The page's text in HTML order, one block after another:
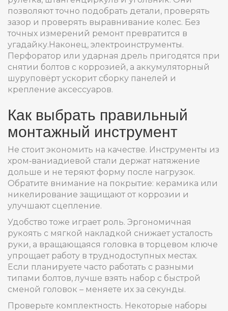
позволяют точно подобрать детали, проверять
зазор и проверять выравнивание колес. Без
точных измерений ремонт превратится в
угадайку.Наконец, электроинструменты.
Перфоратор или ударная дрель пригодятся при
снятии болтов с коррозией, а аккумуляторный
шуруповёрт ускорит сборку панелей и
крепление аксессуаров.
Как выбрать правильный
монтажный инструмент
Не стоит экономить на качестве. Инструменты из
хром‑ваниадиевой стали держат натяжение
дольше и не теряют форму после нагрузок.
Обратите внимание на покрытие: керамика или
никелирование защищают от коррозии и
улучшают сцепление.
Удобство тоже играет роль. Эргономичная
рукоять с мягкой накладкой снижает усталость
руки, а вращающаяся головка в торцевом ключе
упрощает работу в труднодоступных местах.
Если планируете часто работать с разными
типами болтов, лучше взять набор с быстрой
сменой головок – меняете их за секунды.
Проверьте комплектность. Некоторые наборы